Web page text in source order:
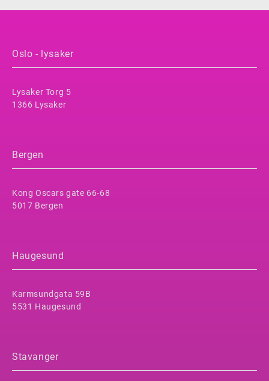
Oslo - lysaker
Lysaker Torg 5
1366 Lysaker
Bergen
Kong Oscars gate 66-68
5017 Bergen
Haugesund
Karmsundgata 59B
5531 Haugesund
Stavanger